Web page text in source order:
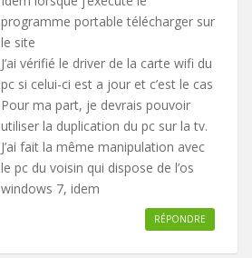
programme portable télécharger sur
le site
J’ai vérifié le driver de la carte wifi du
pc si celui-ci est a jour et c’est le cas
Pour ma part, je devrais pouvoir
utiliser la duplication du pc sur la tv.
J’ai fait la même manipulation avec
le pc du voisin qui dispose de l’os
windows 7, idem
RÉPONDRE